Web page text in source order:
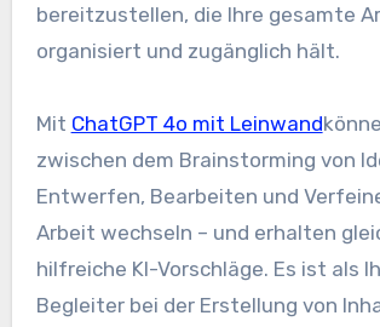
bereitzustellen, die Ihre gesamte
organisiert und zugänglich hält.
Mit ChatGPT 4o mit Leinwand
zwischen dem Brainstorming von
Entwerfen, Bearbeiten und
Arbeit wechseln – und erhalten
hilfreiche KI-Vorschläge. Es ist als
Begleiter bei der Erstellung von